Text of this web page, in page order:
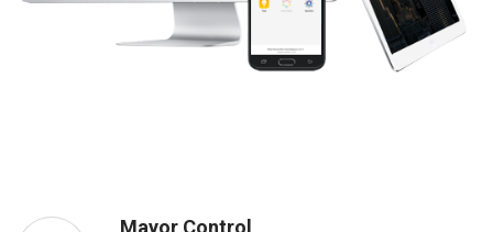
Mayor Control